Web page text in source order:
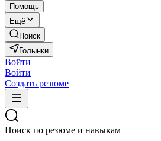
Помощь
Ещё
Поиск
Голынки
Войти
Войти
Создать резюме
Поиск по резюме и навыкам